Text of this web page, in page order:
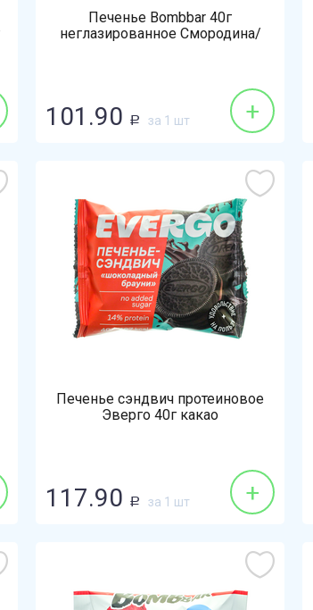
Печенье Bombbar 40г
неглазированное Смородина/
101.90 Р за 1 шт +
Печенье сэндвич протеиновое
Эверго 40г какао
117.90 Р за 1 шт +